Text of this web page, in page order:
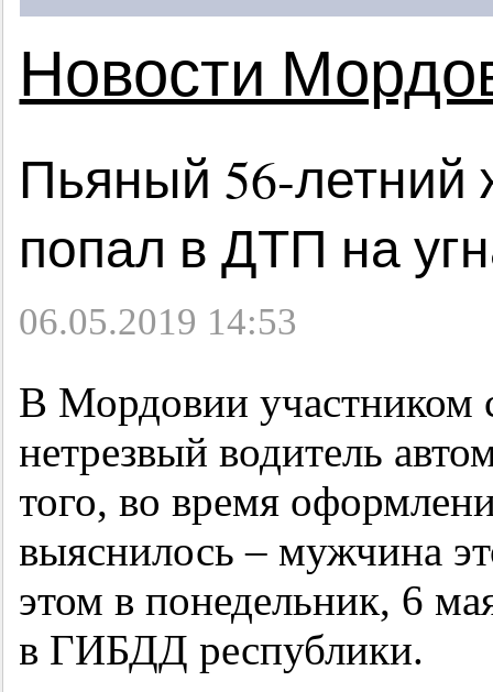
Новости
Пьяный 56-
попал в ДТП на
06.05.2019 14:53
В Мордовии участником
нетрезвый водитель
того, во время
выяснилось – мужчина
этом в понедельник, 6
в ГИБДД республики.